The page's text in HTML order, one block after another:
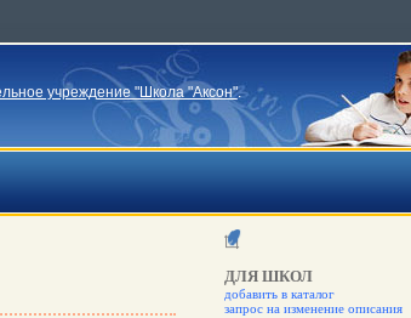
учреждение "Школа "Аксон".
ДЛЯ ШКОЛ
добавить в каталог
запрос на изменение описания